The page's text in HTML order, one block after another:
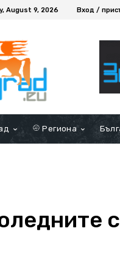
August 9, 2026 Вход /
Региона